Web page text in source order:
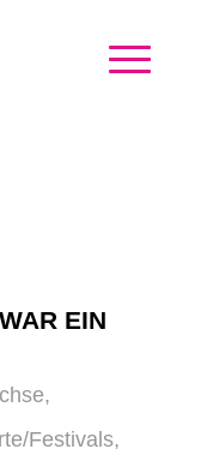
EIN
,
Festivals,